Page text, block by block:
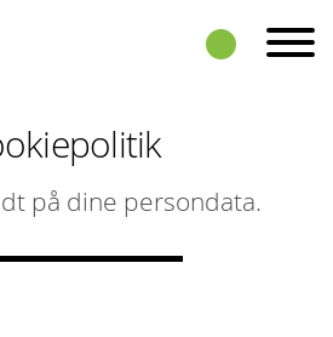
på dine persondata.